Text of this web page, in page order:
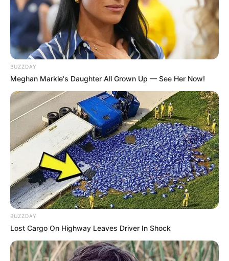
BUZZDAY
Meghan Markle's Daughter All Grown Up — See Her Now!
BUZZDAY
Lost Cargo On Highway Leaves Driver In Shock